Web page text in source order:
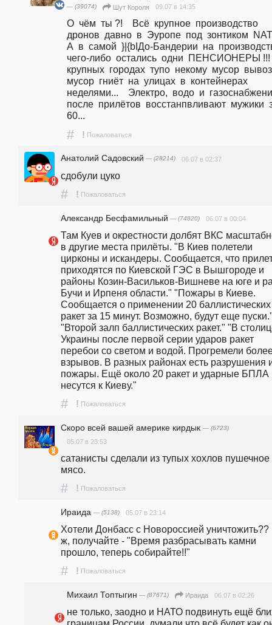
— (39074) Шут Короля 09.07 в 14:35
О  чём  ты ?!    Всё  крупное  производство
дронов  давно  в  Эуропе  под  зонтиком
А  в  самой  }|{bIДо-Бандерии  на
чего-либо  остались  одни  ПЕНСИОНЕРЫ !!!
крупных  городах  тупо  некому  мусор
мусор  гниёт  на  улицах  в  контейнерах
неделями...    Электро,  водо  и
после  прилётов  восстанпвливают  мужики
60...
# ! Пожаловаться
Анатолий Садовский — (28214) 06.07 в 02:37
сдобули цуко
# ! Пожаловаться
Александр Бесфамильный — (74820) 06.07 в 00:04
Там Куев и окрестности долбят ВКС
в другие места прилёты. "В Киев полетели
цирконы и искандеры. Сообщается, что
приходятся по Киевской ГЭС в Вышгороде и
районы Козин-Васильков-Вишневе на юге и
Бучи и Ирпеня области." "Пожары в Киеве.
Сообщается о применении 20 баллистических
ракет за 15 минут. Возможно, будут еще
"Второй залп баллистических ракет." "В
Украины после первой серии ударов ракет
перебои со светом и водой. Прогремели
взрывов. В разных районах есть разрушения
пожары. Ещё около 20 ракет и ударные БПЛА
несутся к Киеву."
# ! Пожаловаться
Скоро всей вашей америке кирдык — (6723)
05.07 в 23:53
сатанисты сделали из тупых хохлов пушечное
мясо.
# ! Пожаловаться
Ираида — (5138) 05.07 в 23:14
Хотели Донбасс с Новороссией уничтожить??
ж, получайте - "Время разбрасывать камни
прошло, теперь собирайте!!"
# ! Пожаловаться
Михаил Топтыгин — (87671) Ираида 06.07 в 02:26
не только, заодно и НАТО подвинуть ещё